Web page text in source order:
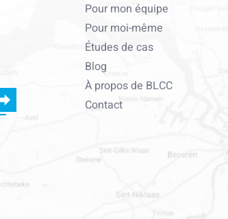
Pour mon équipe
Pour moi-même
Études de cas
Blog
À propos de BLCC
Contact